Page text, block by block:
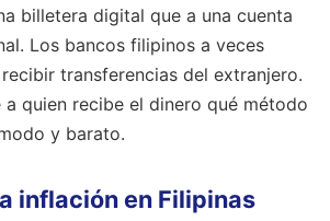
billetera digital que a una cuenta
Los bancos filipinos a veces
transferencias del extranjero.
a quien recibe el dinero qué método
y barato.
inflación en Filipinas